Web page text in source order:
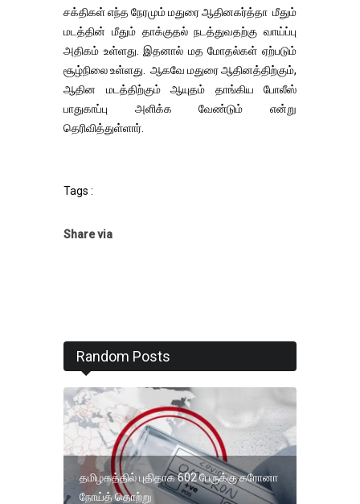
சக்திகள் எந்த நேரமும் மதுரை ஆதினகர்த்தா மீதும்
மடத்தின் மீதும் தாக்குதல் நடத்துவதற்கு வாய்ப்பு
அதிகம் உள்ளது. இதனால் மத மோதல்கள் ஏற்படும்
சூழ்நிலை உள்ளது. ஆகவே மதுரை ஆதினத்திற்கும்,
ஆதின மடத்திற்கும் ஆயுதம் தாங்கிய போலீஸ்
பாதுகாப்பு அளிக்க வேண்டும் என்று
தெரிவித்துள்ளார்.
Tags :
Share via
Random Posts
தமிழகத்தில் புதிதாக 602 பேருக்கு கரோனா
நோய்த் தொற்று